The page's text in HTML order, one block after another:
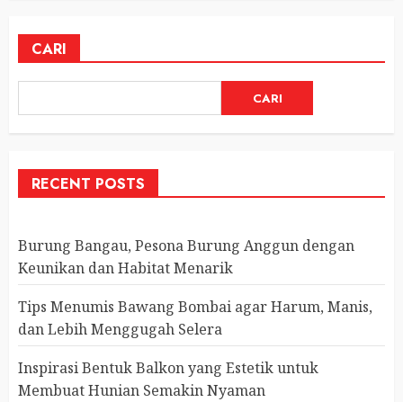
CARI
CARI
RECENT POSTS
Burung Bangau, Pesona Burung Anggun dengan
Keunikan dan Habitat Menarik
Tips Menumis Bawang Bombai agar Harum, Manis,
dan Lebih Menggugah Selera
Inspirasi Bentuk Balkon yang Estetik untuk
Membuat Hunian Semakin Nyaman